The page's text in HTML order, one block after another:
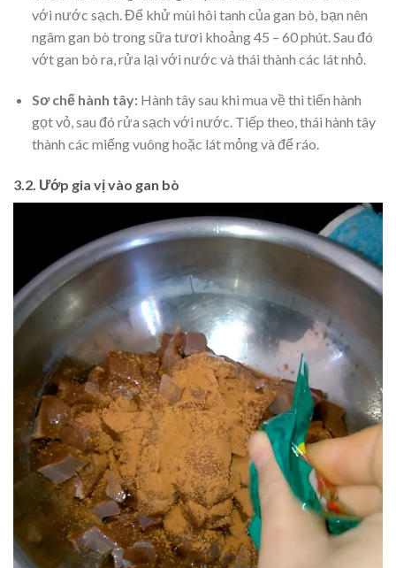
với nước sạch. Để khử mùi hôi tanh của gan bò, bạn nên
ngâm gan bò trong sữa tươi khoảng 45 – 60 phút. Sau đó
vớt gan bò ra, rửa lại với nước và thái thành các lát nhỏ.
Sơ chế hành tây: Hành tây sau khi mua về thì tiến hành
gọt vỏ, sau đó rửa sạch với nước. Tiếp theo, thái hành tây
thành các miếng vuông hoặc lát mỏng và để ráo.
3.2. Ướp gia vị vào gan bò